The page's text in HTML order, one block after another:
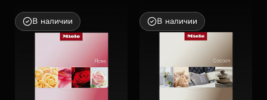
В наличии В наличии